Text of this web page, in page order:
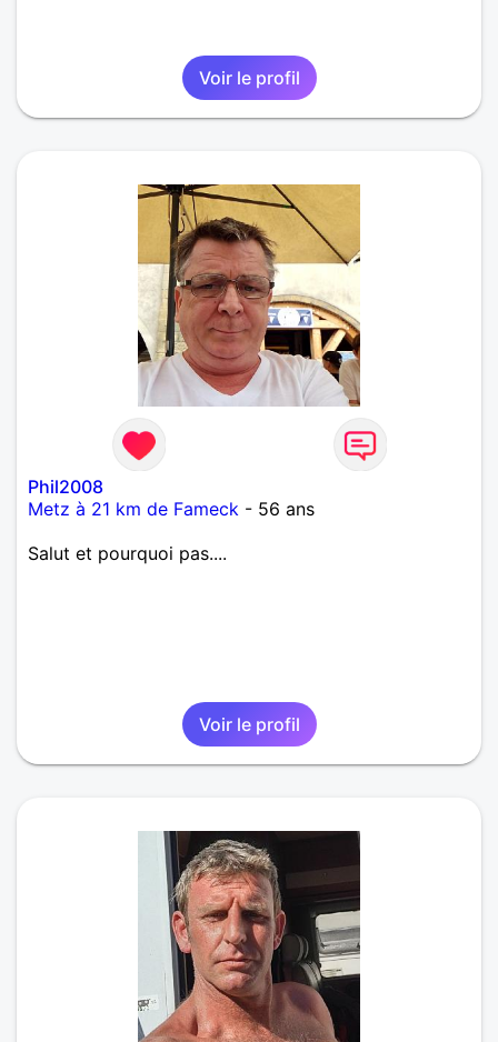
Voir le profil
Phil2008
Metz à 21 km de Fameck - 56 ans
Salut et pourquoi pas....
Voir le profil